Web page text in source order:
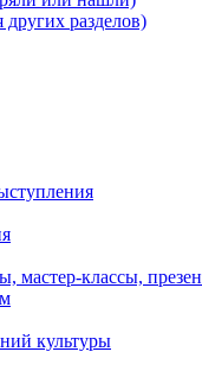
других разделов)
мастер-классы,
культуры